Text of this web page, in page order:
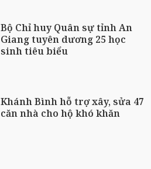
Bộ Chỉ huy Quân sự tỉnh An
Giang tuyên dương 25 học
sinh tiêu biểu
Khánh Bình hỗ trợ xây, sửa 47
căn nhà cho hộ khó khăn